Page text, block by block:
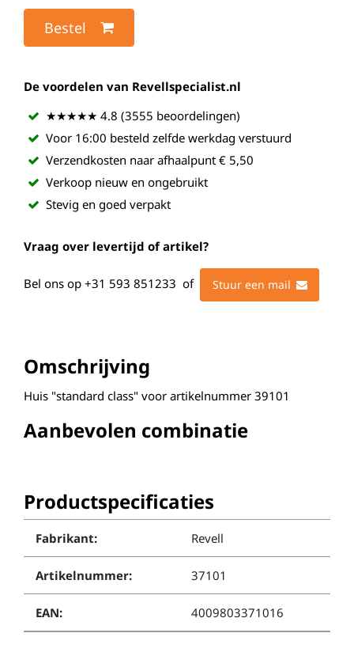
Bestel
De voordelen van Revellspecialist.nl
★★★★★ 4.8 (3555 beoordelingen)
Voor 16:00 besteld zelfde werkdag verstuurd
Verzendkosten naar afhaalpunt € 5,50
Verkoop nieuw en ongebruikt
Stevig en goed verpakt
Vraag over levertijd of artikel?
Bel ons op +31 593 851233 of Stuur een mail
Omschrijving
Huis "standard class" voor artikelnummer 39101
Aanbevolen combinatie
Productspecificaties
Fabrikant: Revell
Artikelnummer: 37101
EAN: 4009803371016